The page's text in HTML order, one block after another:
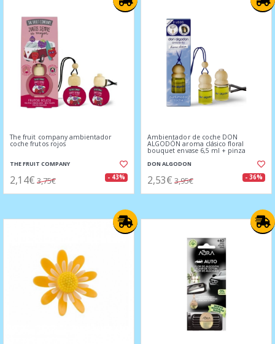
The fruit company ambientador
coche frutos rojos
THE FRUIT COMPANY
2,14€ 3,75€ - 43%
Ambientador de coche DON
ALGODÓN aroma clásico floral
bouquet envase 6,5 ml + pinza
DON ALGODON
2,53€ 3,95€ - 36%